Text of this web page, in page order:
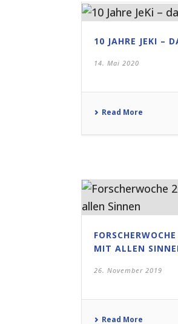
10 JAHRE JEKI –
14. Mai 2020
Read More
MIT ALLEN
26. November 2019
Read More